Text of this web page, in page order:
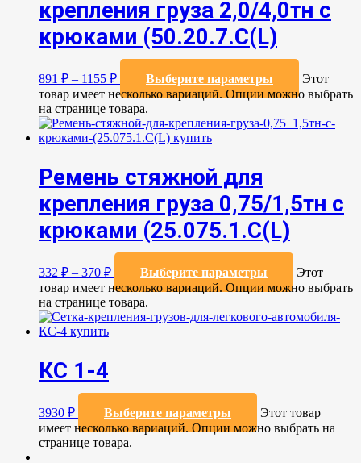
крепления груза 2,0/4,0тн с
крюками (50.20.7.C(L)
891 ₽ – 1155 ₽ Выберите параметры
Этот
товар имеет несколько вариаций. Опции можно выбрать
на странице товара.
Ремень стяжной для
крепления груза 0,75/1,5тн с
крюками (25.075.1.С(L)
332 ₽ – 370 ₽ Выберите параметры
Этот
товар имеет несколько вариаций. Опции можно выбрать
на странице товара.
КС 1-4
3930 ₽ Выберите параметры
Этот товар
имеет несколько вариаций. Опции можно выбрать на
странице товара.